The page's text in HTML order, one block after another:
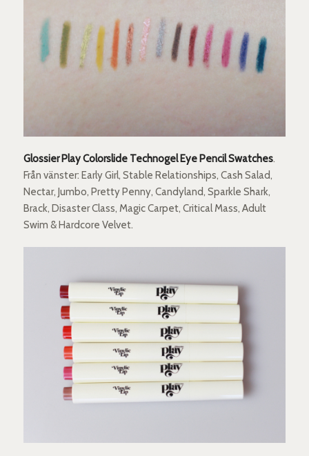
Glossier Play Colorslide Technogel Eye Pencil Swatches.
Från vänster: Early Girl, Stable Relationships, Cash Salad,
Nectar, Jumbo, Pretty Penny, Candyland, Sparkle Shark,
Brack, Disaster Class, Magic Carpet, Critical Mass, Adult
Swim & Hardcore Velvet.